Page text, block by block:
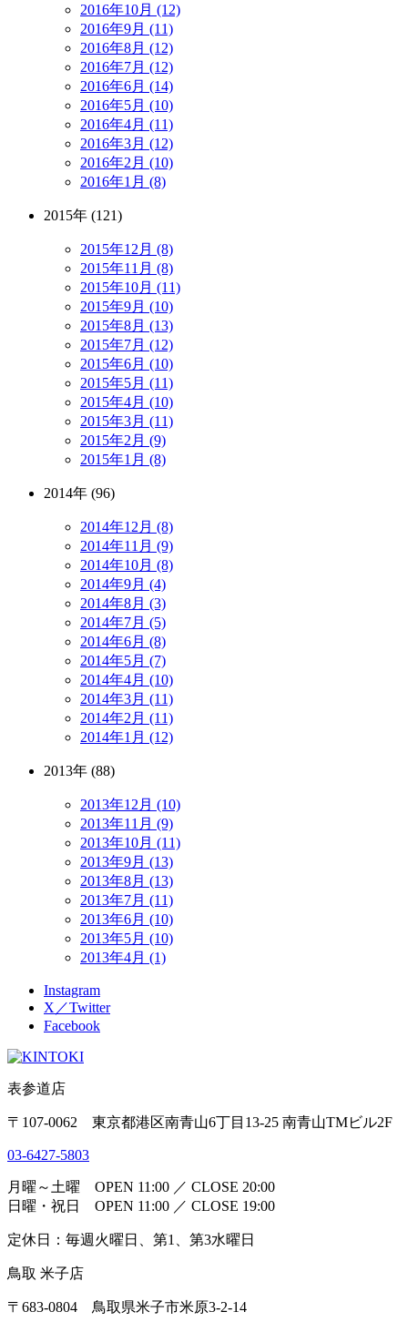
2016年10月 (12)
2016年9月 (11)
2016年8月 (12)
2016年7月 (12)
2016年6月 (14)
2016年5月 (10)
2016年4月 (11)
2016年3月 (12)
2016年2月 (10)
2016年1月 (8)
2015年 (121)
2015年12月 (8)
2015年11月 (8)
2015年10月 (11)
2015年9月 (10)
2015年8月 (13)
2015年7月 (12)
2015年6月 (10)
2015年5月 (11)
2015年4月 (10)
2015年3月 (11)
2015年2月 (9)
2015年1月 (8)
2014年 (96)
2014年12月 (8)
2014年11月 (9)
2014年10月 (8)
2014年9月 (4)
2014年8月 (3)
2014年7月 (5)
2014年6月 (8)
2014年5月 (7)
2014年4月 (10)
2014年3月 (11)
2014年2月 (11)
2014年1月 (12)
2013年 (88)
2013年12月 (10)
2013年11月 (9)
2013年10月 (11)
2013年9月 (13)
2013年8月 (13)
2013年7月 (11)
2013年6月 (10)
2013年5月 (10)
2013年4月 (1)
Instagram
X／Twitter
Facebook
表参道店
〒107-0062 東京都港区南青山6丁目13-25 南青山TMビル2F
03-6427-5803
月曜～土曜 OPEN 11:00 ／ CLOSE 20:00
日曜・祝日 OPEN 11:00 ／ CLOSE 19:00
定休日：毎週火曜日、第1、第3水曜日
鳥取 米子店
〒683-0804 鳥取県米子市米原3-2-14